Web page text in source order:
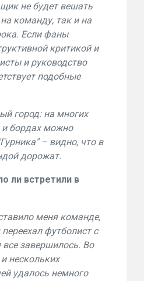
не будет вешать
команду, так и на
Если фаны
критикой и
и руководство
подобные
город: на многих
и бордах можно
– видно, что в
дорожат.
ли встретили в
меня команде,
футболист с
завершилось. Во
нескольких
удалось немного